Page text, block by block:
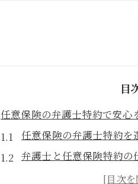
目
任意保険の弁護士特約で安心
任意保険の弁護士特約を
弁護士と任意保険特約
もらい事故時に弁護士